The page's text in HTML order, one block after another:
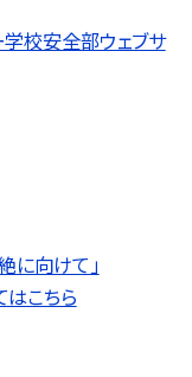
校安全部ウェブサ
に向けて」
こちら